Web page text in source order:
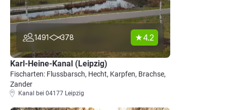
1491 378 4.2
Karl-Heine-Kanal (Leipzig)
Fischarten: Flussbarsch, Hecht, Karpfen, Brachse,
Zander
Kanal bei 04177 Leipzig